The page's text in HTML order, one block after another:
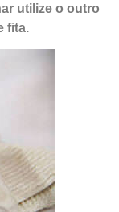
utilize o outro
fita.